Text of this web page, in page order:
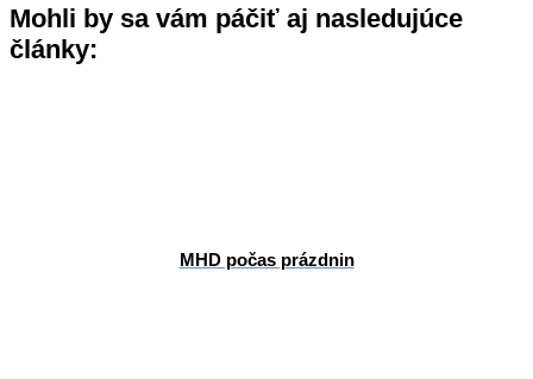
Mohli by sa vám páčiť aj nasledujúce
články:
MHD počas prázdnin